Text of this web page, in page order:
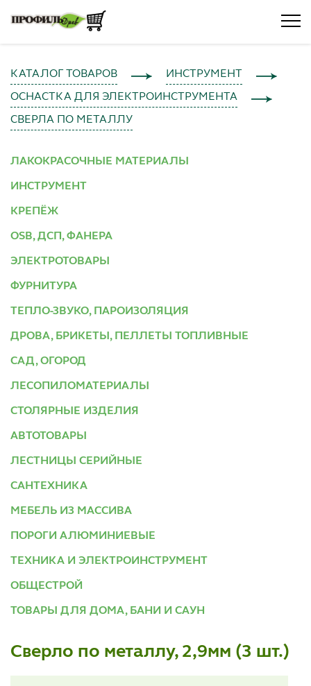
КАТАЛОГ ТОВАРОВ ИНСТРУМЕНТ
ОСНАСТКА ДЛЯ ЭЛЕКТРОИНСТРУМЕНТА
СВЕРЛА ПО МЕТАЛЛУ
ЛАКОКРАСОЧНЫЕ МАТЕРИАЛЫ
ИНСТРУМЕНТ
КРЕПЁЖ
OSB, ДСП, ФАНЕРА
ЭЛЕКТРОТОВАРЫ
ФУРНИТУРА
ТЕПЛО-ЗВУКО, ПАРОИЗОЛЯЦИЯ
ДРОВА, БРИКЕТЫ, ПЕЛЛЕТЫ ТОПЛИВНЫЕ
САД, ОГОРОД
ЛЕСОПИЛОМАТЕРИАЛЫ
СТОЛЯРНЫЕ ИЗДЕЛИЯ
АВТОТОВАРЫ
ЛЕСТНИЦЫ СЕРИЙНЫЕ
САНТЕХНИКА
МЕБЕЛЬ ИЗ МАССИВА
ПОРОГИ АЛЮМИНИЕВЫЕ
ТЕХНИКА И ЭЛЕКТРОИНСТРУМЕНТ
ОБЩЕСТРОЙ
ТОВАРЫ ДЛЯ ДОМА, БАНИ И САУН
Сверло по металлу, 2,9мм (3 шт.)